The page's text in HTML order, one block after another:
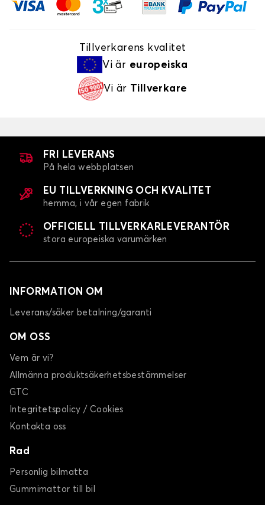
Tillverkarens kvalitet
Vi är europeiska
Vi är Tillverkare
FRI LEVERANS
På hela webbplatsen
EU TILLVERKNING OCH KVALITET
hemma, i vår egen fabrik
OFFICIELL TILLVERKARLEVERANTÖR
stora europeiska varumärken
INFORMATION OM
Leverans/säker betalning/garanti
OM OSS
Vem är vi?
Allmänna produktsäkerhetsbestämmelser
GTC
Integritetspolicy / Cookies
Kontakta oss
Rad
Personlig bilmatta
Gummimattor till bil